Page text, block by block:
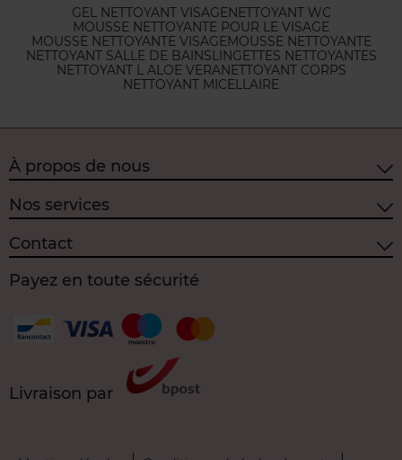
GEL NETTOYANT VISAGENETTOYANT WC
MOUSSE NETTOYANTE POUR LE VISAGE
MOUSSE NETTOYANTE VISAGEMOUSSE NETTOYANTE
NETTOYANT SALLE DE BAINSLINGETTES NETTOYANTES
NETTOYANT L ALOE VERANETTOYANT CORPS
NETTOYANT MICELLAIRE
À propos de nous
Nos services
Contact
Payez en toute sécurité
Livraison par